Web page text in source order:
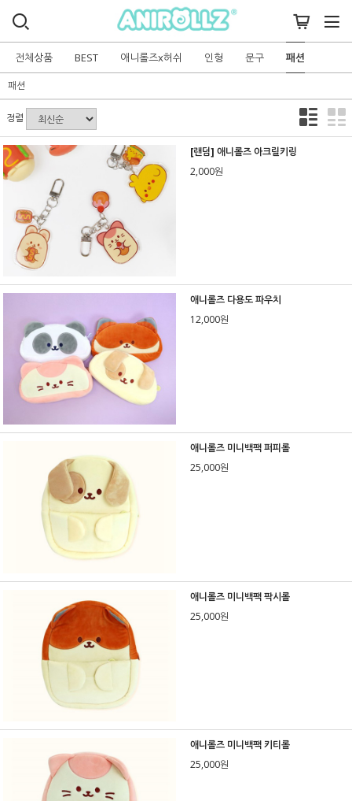
전체상품 BEST 애니롤즈x허쉬 인형 문구 패션
패션
정렬
[랜덤] 애니롤즈 아크릴키링
2,000원
애니롤즈 다용도 파우치
12,000원
애니롤즈 미니백팩 퍼피롤
25,000원
애니롤즈 미니백팩 팍시롤
25,000원
애니롤즈 미니백팩 키티롤
25,000원